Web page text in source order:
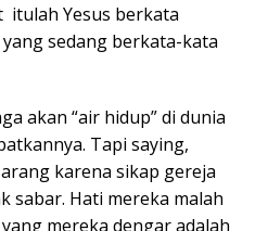
itulah Yesus berkata
sedang berkata-kata
akan “air hidup” di dunia
Tapi saying,
karena sikap gereja
sabar. Hati mereka malah
mereka dengar adalah